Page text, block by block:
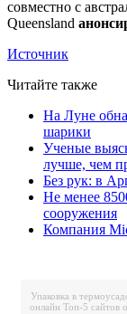
совместно с
Queensland
Источник
Читайте также
На Луне
шарики
Ученые
лучше, чем
Без рук: в
Не менее
сооружения
Компания
Упаковка в
онлайн Топ-5 сайтов